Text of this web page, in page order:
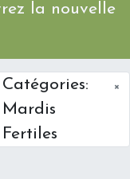
la nouvelle
Catégories:
Mardis
Fertiles
×